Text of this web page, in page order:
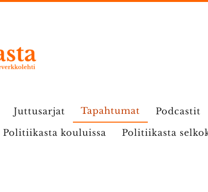
Juttusarjat Tapahtumat Podcastit
Politiikasta kouluissa Politiikasta